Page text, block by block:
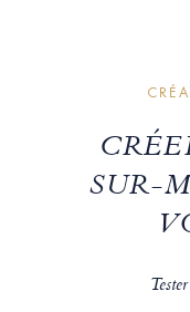
SUR-